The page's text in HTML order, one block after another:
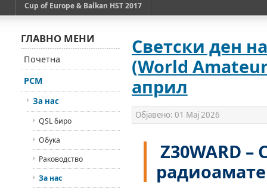
Cup of Europe & Balkan HST 2017
Светски ден
(World
април
Објавено: 01 Мај 2026
Z30WARD –
ГЛАВНО МЕНИ
Почетна
РСМ
За нас
QSL биро
Обука
Раководство
За нас